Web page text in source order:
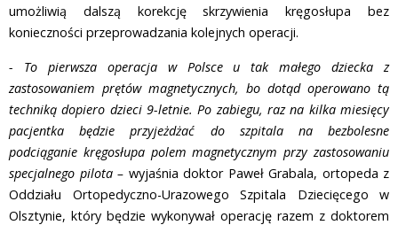
umożliwią dalszą korekcję skrzywienia kręgosłupa bez
konieczności przeprowadzania kolejnych operacji.
- To pierwsza operacja w Polsce u tak małego dziecka z
zastosowaniem prętów magnetycznych, bo dotąd operowano tą
techniką dopiero dzieci 9-letnie. Po zabiegu, raz na kilka miesięcy
pacjentka będzie przyjeżdżać do szpitala na bezbolesne
podciąganie kręgosłupa polem magnetycznym przy zastosowaniu
specjalnego pilota – wyjaśnia doktor Paweł Grabala, ortopeda z
Oddziału Ortopedyczno-Urazowego Szpitala Dziecięcego w
Olsztynie, który będzie wykonywał operację razem z doktorem